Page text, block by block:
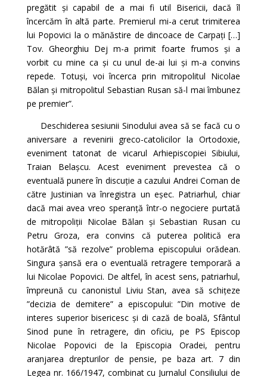
pregătit și capabil de a mai fi util Bisericii, dacă îl
încercăm în altă parte. Premierul mi-a cerut trimiterea
lui Popovici la o mănăstire de dincoace de Carpați […]
Tov. Gheorghiu Dej m-a primit foarte frumos și a
vorbit cu mine ca și cu unul de-ai lui și m-a convins
repede. Totuși, voi încerca prin mitropolitul Nicolae
Bălan și mitropolitul Sebastian Rusan să-l mai îmbunez
pe premier”.
Deschiderea sesiunii Sinodului avea să se facă cu o
aniversare a revenirii greco-catolicilor la Ortodoxie,
eveniment tatonat de vicarul Arhiepiscopiei Sibiului,
Traian Belașcu. Acest eveniment prevestea că o
eventuală punere în discuție a cazului Andrei Coman de
către Justinian va înregistra un eșec. Patriarhul, chiar
dacă mai avea vreo speranță într-o negociere purtată
de mitropoliții Nicolae Bălan și Sebastian Rusan cu
Petru Groza, era convins că puterea politică era
hotărâtă ”să rezolve” problema episcopului orădean.
Singura șansă era o eventuală retragere temporară a
lui Nicolae Popovici. De altfel, în acest sens, patriarhul,
împreună cu canonistul Liviu Stan, avea să schițeze
”decizia de demitere” a episcopului: ”Din motive de
interes superior bisericesc și di cază de boală, Sfântul
Sinod pune în retragere, din oficiu, pe PS Episcop
Nicolae Popovici de la Episcopia Oradei, pentru
aranjarea drepturilor de pensie, pe baza art. 7 din
Legea nr. 166/1947, combinat cu Jurnalul Consiliului de